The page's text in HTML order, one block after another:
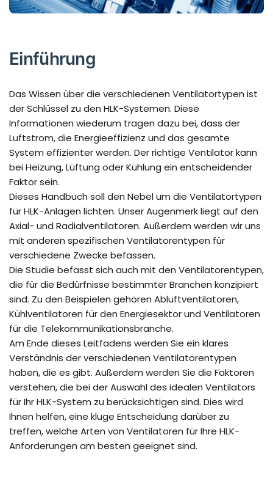
Einführung
Das Wissen über die verschiedenen Ventilatortypen ist
der Schlüssel zu den HLK-Systemen. Diese
Informationen wiederum tragen dazu bei, dass der
Luftstrom, die Energieeffizienz und das gesamte
System effizienter werden. Der richtige Ventilator kann
bei Heizung, Lüftung oder Kühlung ein entscheidender
Faktor sein.
Dieses Handbuch soll den Nebel um die Ventilatortypen
für HLK-Anlagen lichten. Unser Augenmerk liegt auf den
Axial- und Radialventilatoren. Außerdem werden wir uns
mit anderen spezifischen Ventilatorentypen für
verschiedene Zwecke befassen.
Die Studie befasst sich auch mit den Ventilatorentypen,
die für die Bedürfnisse bestimmter Branchen konzipiert
sind. Zu den Beispielen gehören Abluftventilatoren,
Kühlventilatoren für den Energiesektor und Ventilatoren
für die Telekommunikationsbranche.
Am Ende dieses Leitfadens werden Sie ein klares
Verständnis der verschiedenen Ventilatorentypen
haben, die es gibt. Außerdem werden Sie die Faktoren
verstehen, die bei der Auswahl des idealen Ventilators
für Ihr HLK-System zu berücksichtigen sind. Dies wird
Ihnen helfen, eine kluge Entscheidung darüber zu
treffen, welche Arten von Ventilatoren für Ihre HLK-
Anforderungen am besten geeignet sind.